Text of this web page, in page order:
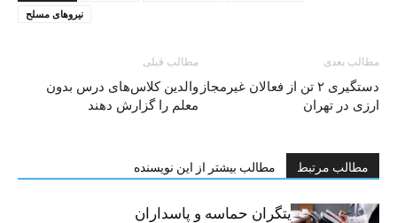
نیروهای مسلح
مطالب قبلی
والدین کلاس‌های درس بدون
معلم را گزارش دهند
مطالب بعدی
دستگیری ۲ تن از فعالان غیرمجاز
ارزی در تهران
مطالب مرتبط مطالب بیشتر از این نویسنده
خبرنگاران، روایتگران حماسه و پاسداران